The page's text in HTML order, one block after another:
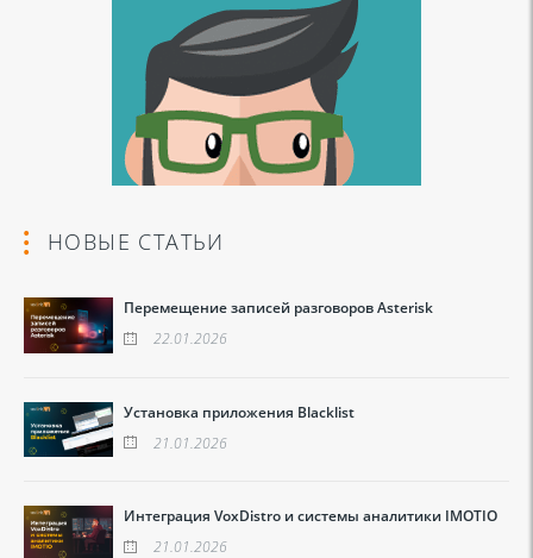
НОВЫЕ СТАТЬИ
Перемещение записей разговоров Asterisk
22.01.2026
Установка приложения Blacklist
21.01.2026
Интеграция VoxDistro и системы аналитики IMOTIO
21.01.2026